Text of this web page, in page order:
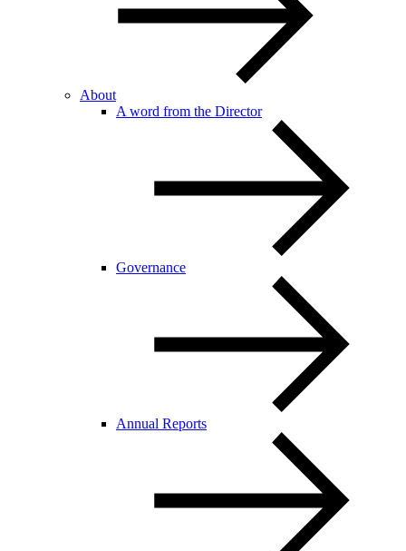
About
A word from the Director
Governance
Annual Reports